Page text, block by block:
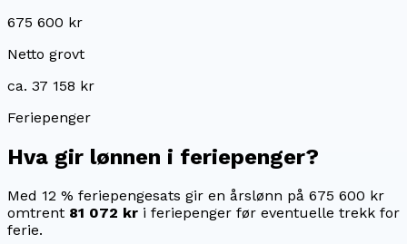
675 600 kr
Netto grovt
ca. 37 158 kr
Feriepenger
Hva gir lønnen i feriepenger?
Med 12 % feriepengesats gir en årslønn på 675 600 kr
omtrent 81 072 kr i feriepenger før eventuelle trekk for
ferie.